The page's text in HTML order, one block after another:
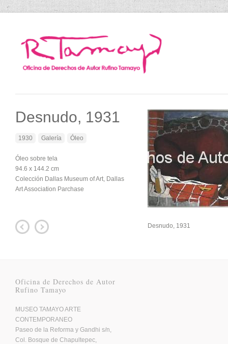
Desnudo, 1931
1930 Galería Óleo
Óleo sobre tela
94.6 x 144.2 cm
Colección Dallas Museum of Art, Dallas
Art Association Parchase
Desnudo, 1931
Oficina de Derechos de Autor
Rufino Tamayo
MUSEO TAMAYO ARTE
CONTEMPORANEO
Paseo de la Reforma y Gandhi s/n,
Col. Bosque de Chapultepec,